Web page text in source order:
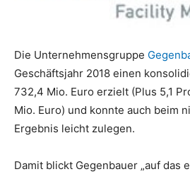
Die Unternehmensgruppe
Geschäftsjahr 2018 einen
732,4 Mio. Euro erzielt (Plus 5,1
Mio. Euro) und konnte auch beim
Ergebnis leicht zulegen.
Damit blickt Gegenbauer „auf das